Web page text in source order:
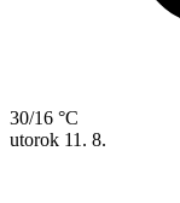
30/16 °C
utorok 11. 8.